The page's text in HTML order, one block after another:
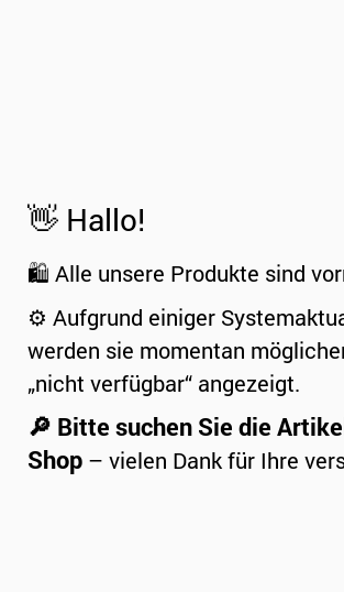
👋 Hallo!
🛍️ Alle unsere Produkte sind
⚙️ Aufgrund einiger
werden sie momentan
„nicht verfügbar“ angezeigt.
🔎 Bitte suchen Sie die
Shop – vielen Dank für Ihre